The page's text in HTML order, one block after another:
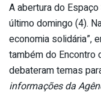
A abertura do
último domingo (4).
economia solidária”,
também do Encontro
debateram temas
informações da